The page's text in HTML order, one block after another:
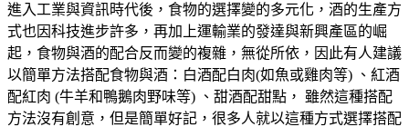
進入工業與資訊時代後，食物的選擇變的多元化，酒的生產方
式也因科技進步許多，再加上運輸業的發達與新興產區的崛
起，食物與酒的配合反而變的複雜，無從所依，因此有人建議
以簡單方法搭配食物與酒：白酒配白肉(如魚或雞肉等) 、紅酒
配紅肉 (牛羊和鴨鵝肉野味等) 、甜酒配甜點， 雖然這種搭配
方法沒有創意，但是簡單好記，很多人就以這種方式選擇搭配